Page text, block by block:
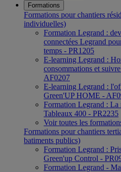
Formations
Formations pour chantiers
individuelles)
Formation Legrand :
connectées Legrand
temps - PR1205
E-learning Legrand :
consommations et
AF0207
E-learning Legrand :
Green'UP HOME -
Formation Legrand :
Tableaux 400 - PR2235
Voir toutes les
Formations pour chantiers
batiments publics)
Formation Legrand :
Green'up Control -
Formation Legrand -